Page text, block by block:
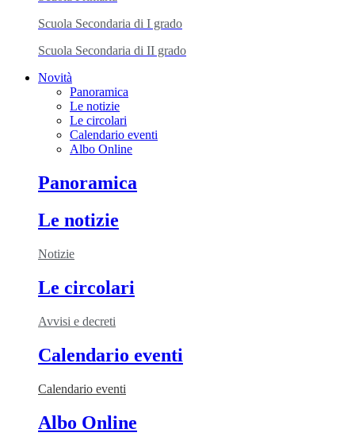
Scuola Secondaria di I grado
Scuola Secondaria di II grado
Novità
Panoramica
Le notizie
Le circolari
Calendario eventi
Albo Online
Panoramica
Le notizie
Notizie
Le circolari
Avvisi e decreti
Calendario eventi
Calendario eventi
Albo Online